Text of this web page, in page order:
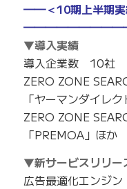
━━＜10期上半期実
▼導入実績
導入企業数 10社
ZERO ZONE
「ヤーマンダイレク
ZERO ZONE
「PREMOA」ほか
▼新サービスリリー
広告最適化エンジ